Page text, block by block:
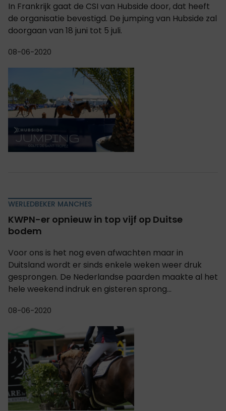
In Frankrijk gaat de CSI van Hubside door, dat heeft
de organisatie bevestigd. De jumping van Hubside zal
doorgaan van 18 juni tot 5 juli.
08-06-2020
WERLEDBEKER MANCHES
KWPN-er opnieuw in top vijf op Duitse
bodem
Voor ons is het nog even afwachten maar in
Duitsland wordt er sinds enkele weken weer druk
gesprongen. De Nederlandse paarden maakte al het
hele weekend indruk en gisteren sprong...
08-06-2020